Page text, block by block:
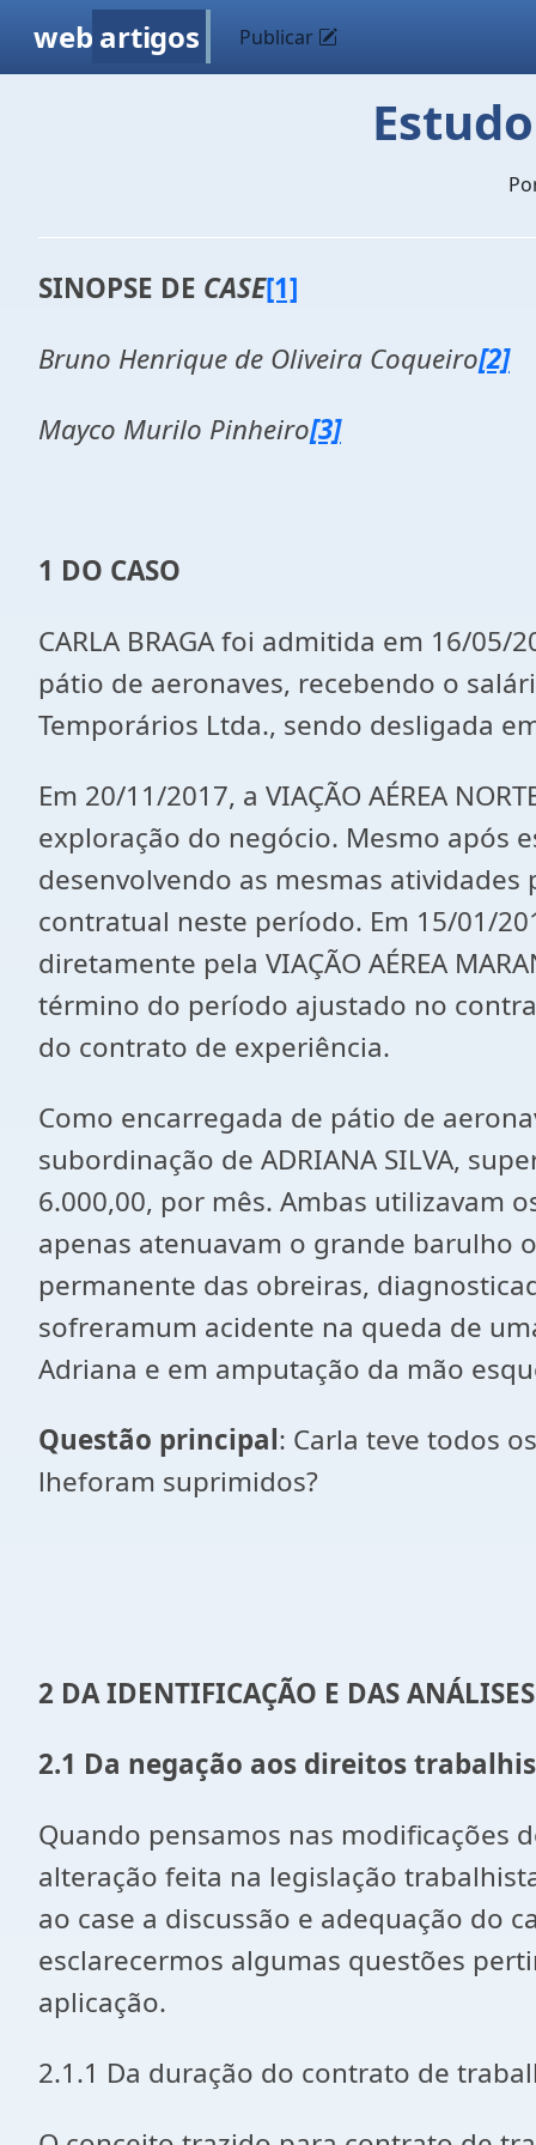
web artigos Publicar
SINOPSE DE CASE[1]
Bruno Henrique de Oliveira Coqueiro[2]
Mayco Murilo Pinheiro[3]
1 DO CASO
CARLA BRAGA foi admitida em 16/05/
pátio de aeronaves, recebendo o
Temporários Ltda., sendo desligada
Em 20/11/2017, a VIAÇÃO AÉREA
exploração do negócio. Mesmo após
desenvolvendo as mesmas
contratual neste período. Em 15/01/
diretamente pela VIAÇÃO AÉREA
término do período ajustado no
do contrato de experiência.
Como encarregada de pátio de
subordinação de ADRIANA SILVA,
6.000,00, por mês. Ambas utilizavam
apenas atenuavam o grande barulho
permanente das obreiras,
sofreramum acidente na queda de
Adriana e em amputação da mão
Questão principal: Carla teve todos
lheforam suprimidos?
2 DA IDENTIFICAÇÃO E DAS
2.1 Da negação aos direitos
Quando pensamos nas modificações
alteração feita na legislação
ao case a discussão e adequação do
esclarecermos algumas questões
aplicação.
2.1.1 Da duração do contrato de